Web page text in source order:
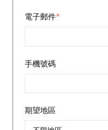
電子郵件*
手機號碼
期望地區